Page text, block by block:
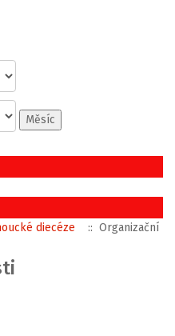
Měsíc
diecéze
:: Organizační